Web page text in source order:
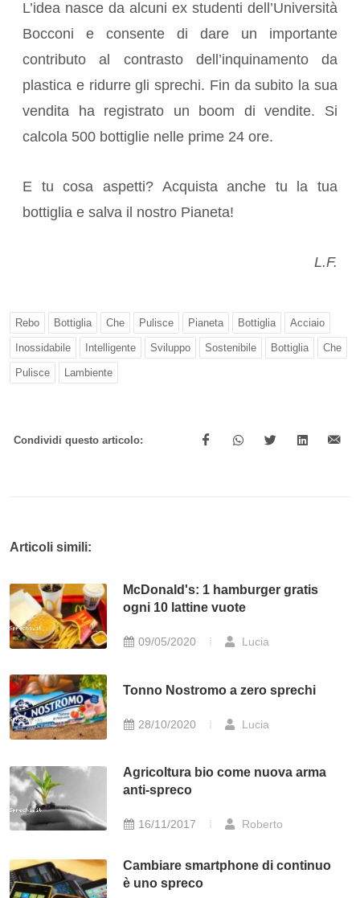
L’idea nasce da alcuni ex studenti dell’Università
Bocconi e consente di dare un importante
contributo al contrasto dell’inquinamento da
plastica e ridurre gli sprechi. Fin da subito la sua
vendita ha registrato un boom di vendite. Si
calcola 500 bottiglie nelle prime 24 ore.
E tu cosa aspetti? Acquista anche tu la tua
bottiglia e salva il nostro Pianeta!
L.F.
Rebo Bottiglia Che Pulisce Pianeta Bottiglia Acciaio
Inossidabile Intelligente Sviluppo Sostenibile Bottiglia Che
Pulisce Lambiente
Condividi questo articolo:
Articoli simili:
McDonald's: 1 hamburger gratis
ogni 10 lattine vuote
09/05/2020 Lucia
Tonno Nostromo a zero sprechi
28/10/2020 Lucia
Agricoltura bio come nuova arma
anti-spreco
16/11/2017 Roberto
Cambiare smartphone di continuo
è uno spreco